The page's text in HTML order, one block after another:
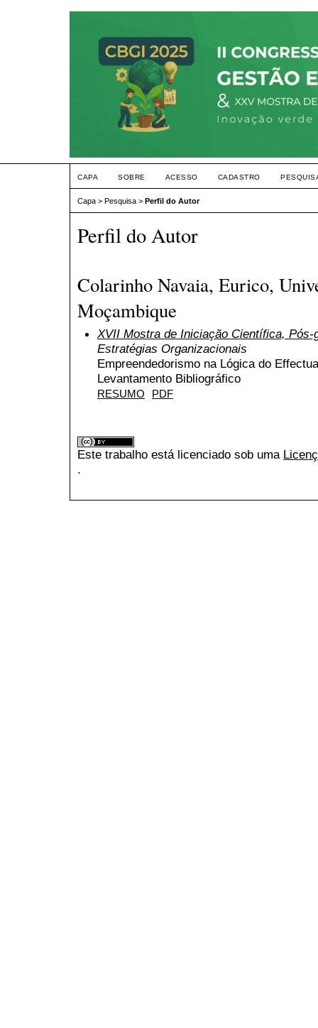
CAPA SOBRE ACESSO CADASTRO
Capa > Pesquisa > Perfil do Autor
Perfil do Autor
Colarinho Navaia, Eurico,
Moçambique
XVII Mostra de Iniciação Científica,
Estratégias Organizacionais
Empreendedorismo na Lógica do
Levantamento Bibliográfico
RESUMO PDF
Este trabalho está licenciado sob uma
.